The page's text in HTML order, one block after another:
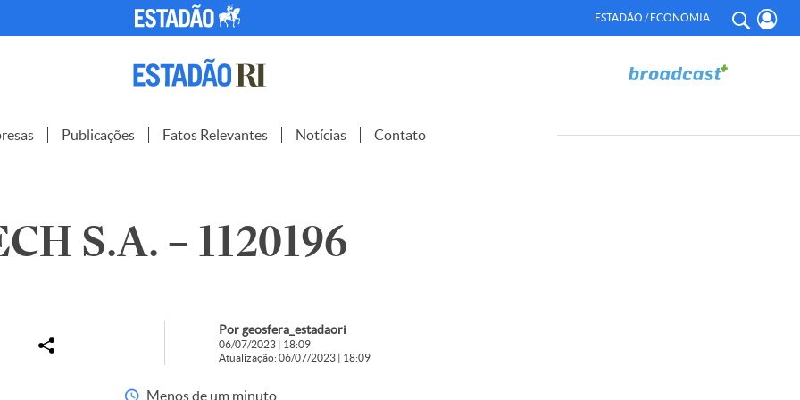
ESTADÃO / ECONOMIA
Publicações Fatos Relevantes Notícias Contato
S.A. – 1120196
Por geosfera_estadaori
06/07/2023 | 18:09
Atualização: 06/07/2023 | 18:09
Menos de um minuto